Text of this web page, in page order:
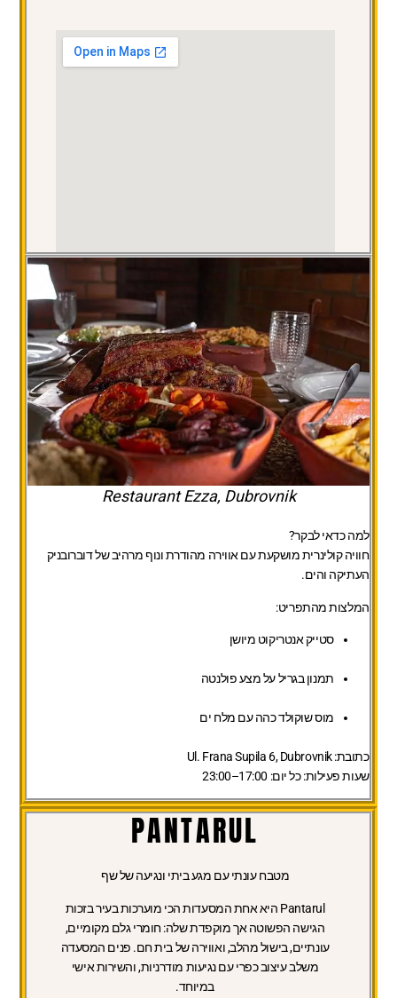
Restaurant Ezza, Dubrovnik
למה כדאי לבקר?
חוויה קולינרית מושקעת עם אווירה מהודרת ונוף מרהיב של דוברובניק
העתיקה והים.
המלצות מהתפריט:
סטייק אנטריקוט מיושן
תמנון בגריל על מצע פולנטה
מוס שוקולד כהה עם מלח ים
כתובת:Ul. Frana Supila 6, Dubrovnik
שעות פעילות:כל יום: 17:00–23:00
PANTARUL
מטבח עונתי עם מגע ביתי ונגיעה של שף
Pantarul היא אחת המסעדות הכי מוערכות בעיר בזכות
הגישה הפשוטה אך מוקפדת שלה: חומרי גלם מקומיים,
עונתיים, בישול מהלב, ואווירה של בית חם. פנים המסעדה
משלב עיצוב כפרי עם נגיעות מודרניות, והשירות אישי
במיוחד.